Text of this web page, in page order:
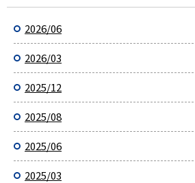
2026/06
2026/03
2025/12
2025/08
2025/06
2025/03